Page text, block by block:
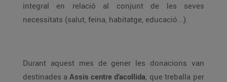
integral en relació al conjunt de les seves
necessitats (salut, feina, habitatge, educació...).
Durant aquest mes de gener les donacions van
destinades a Assís centre d’acollida, que treballa per